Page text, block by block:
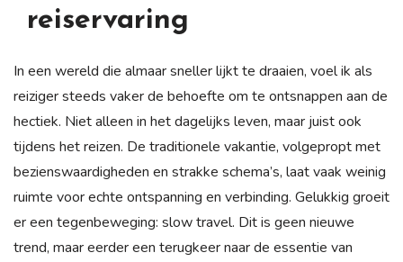
reiservaring
In een wereld die almaar sneller lijkt te draaien, voel ik als
reiziger steeds vaker de behoefte om te ontsnappen aan de
hectiek. Niet alleen in het dagelijks leven, maar juist ook
tijdens het reizen. De traditionele vakantie, volgepropt met
bezienswaardigheden en strakke schema’s, laat vaak weinig
ruimte voor echte ontspanning en verbinding. Gelukkig groeit
er een tegenbeweging: slow travel. Dit is geen nieuwe
trend, maar eerder een terugkeer naar de essentie van